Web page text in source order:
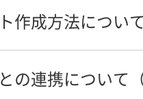
ビス】途中解約時の返金に
トベースのログイン画面を
者のメールアドレスを変更
保・共済とは、有効な取
ビス】「決済処理またはカ
店舗・拠点に所属するアカ
理案件】保険外案件で登録
工場と共有したい
作成方法について
録時に「メールアドレス
の連携について（